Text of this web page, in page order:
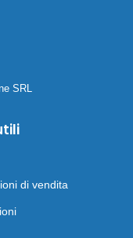
SRL
di vendita